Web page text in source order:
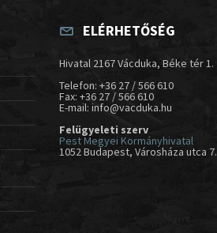
ELÉRHETŐSÉG
Hivatal 2167 Vácduka, Béke tér 1.
Telefon: +36 27 / 566 610
Fax: +36 27 / 566 610
E-mail: info@vacduka.hu
Felügyeleti szerv
Pest Megyei Kormányhivatal
1052 Budapest, Városháza utca 7.